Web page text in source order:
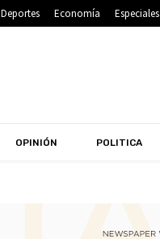
Deportes Economía Especiales
OPINIÓN POLITICA